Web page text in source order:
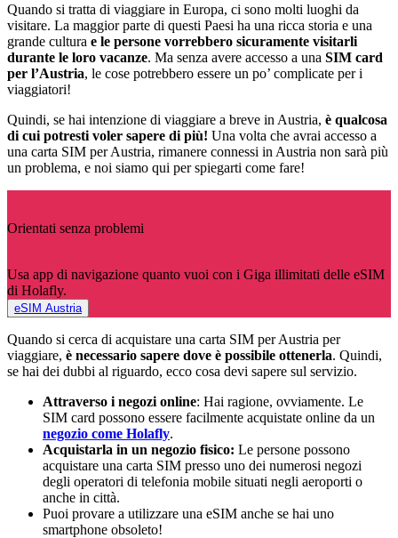
Quando si tratta di viaggiare in Europa, ci sono molti luoghi da
visitare. La maggior parte di questi Paesi ha una ricca storia e una
grande cultura e le persone vorrebbero sicuramente visitarli
durante le loro vacanze. Ma senza avere accesso a una SIM card
per l’Austria, le cose potrebbero essere un po’ complicate per i
viaggiatori!
Quindi, se hai intenzione di viaggiare a breve in Austria, è qualcosa
di cui potresti voler sapere di più! Una volta che avrai accesso a
una carta SIM per Austria, rimanere connessi in Austria non sarà più
un problema, e noi siamo qui per spiegarti come fare!
Orientati senza problemi
Usa app di navigazione quanto vuoi con i Giga illimitati delle eSIM
di Holafly.
eSIM Austria
Quando si cerca di acquistare una carta SIM per Austria per
viaggiare, è necessario sapere dove è possibile ottenerla. Quindi,
se hai dei dubbi al riguardo, ecco cosa devi sapere sul servizio.
Attraverso i negozi online: Hai ragione, ovviamente. Le
SIM card possono essere facilmente acquistate online da un
negozio come Holafly.
Acquistarla in un negozio fisico: Le persone possono
acquistare una carta SIM presso uno dei numerosi negozi
degli operatori di telefonia mobile situati negli aeroporti o
anche in città.
Puoi provare a utilizzare una eSIM anche se hai uno
smartphone obsoleto!